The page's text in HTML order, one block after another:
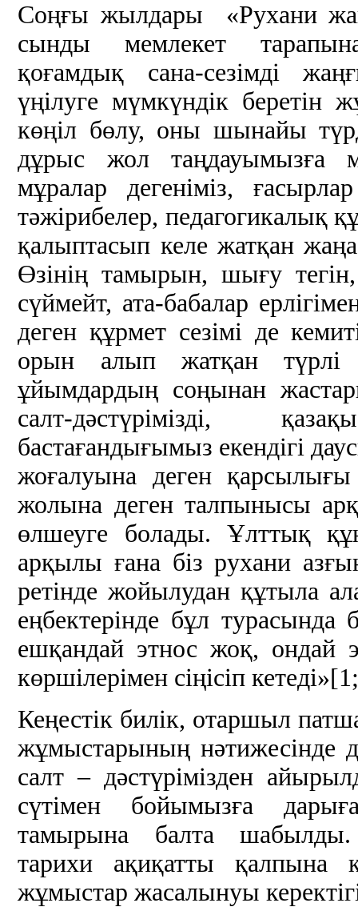
Соңғы жылдары «Рухани
сынды мемлекет
қоғамдық сана-сезімді
үңілуге мүмкүндік беретін
көңіл бөлу, оны шынайы
дұрыс жол таңдауымызға
мұралар дегеніміз,
тәжірибелер, педагогикалық
қалыптасып келе жатқан
Өзінің тамырын, шығу
сүймейт, ата-бабалар
деген құрмет сезімі де
орын алып жатқан түрлі
ұйымдардың соңынан
салт-дәстүрімізді,
бастағандығымыз екендігі
жоғалуына деген
жолына деген талпынысы
өлшеуге болады. Ұлттық
арқылы ғана біз рухани
ретінде жойылудан құтыла
еңбектерінде бұл турасында
ешқандай этнос жоқ, ондай
көршілерімен сіңісіп
Кеңестік билік, отаршыл
жұмыстарының нәтижесінде
салт – дәстүрімізден
сүтімен бойымызға
тамырына балта
тарихи ақиқатты қалпына
жұмыстар жасалынуы